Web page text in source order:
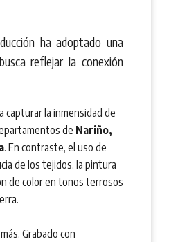
ha adoptado una
reflejar la conexión
capturar la inmensidad de
de Nariño,
. En contraste, el uso de
de los tejidos, la pintura
de color en tonos terrosos
Grabado con